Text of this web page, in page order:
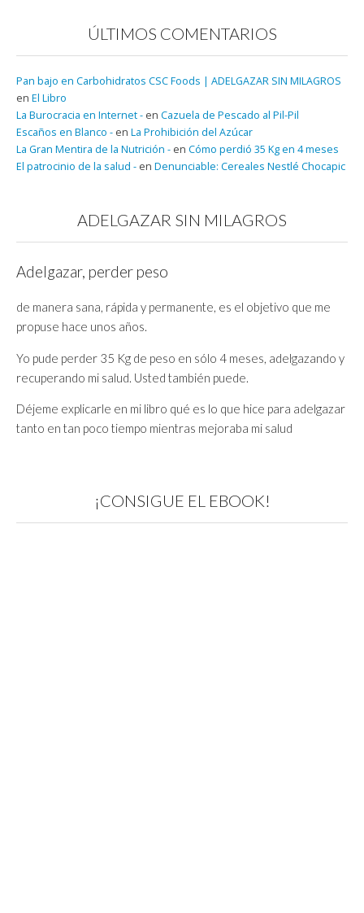
ÚLTIMOS COMENTARIOS
Pan bajo en Carbohidratos CSC Foods | ADELGAZAR SIN MILAGROS
en El Libro
La Burocracia en Internet - en Cazuela de Pescado al Pil-Pil
Escaños en Blanco - en La Prohibición del Azúcar
La Gran Mentira de la Nutrición - en Cómo perdió 35 Kg en 4 meses
El patrocinio de la salud - en Denunciable: Cereales Nestlé Chocapic
ADELGAZAR SIN MILAGROS
Adelgazar, perder peso
de manera sana, rápida y permanente, es el objetivo que me
propuse hace unos años.
Yo pude perder 35 Kg de peso en sólo 4 meses, adelgazando y
recuperando mi salud. Usted también puede.
Déjeme explicarle en mi libro qué es lo que hice para adelgazar
tanto en tan poco tiempo mientras mejoraba mi salud
¡CONSIGUE EL EBOOK!